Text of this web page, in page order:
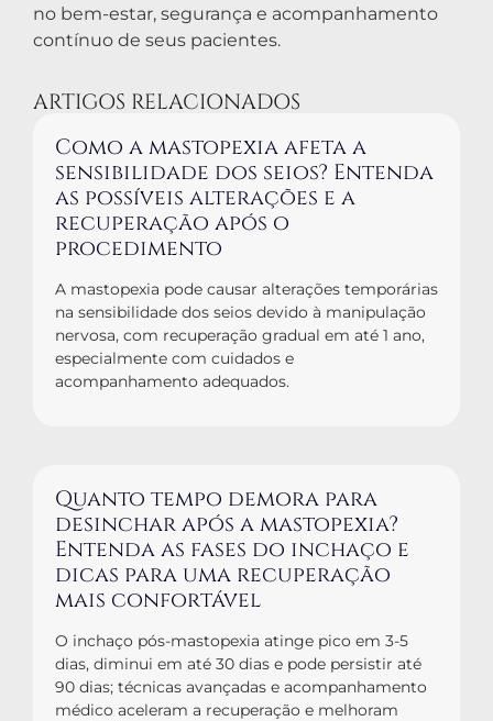
no bem-estar, segurança e acompanhamento
contínuo de seus pacientes.
ARTIGOS RELACIONADOS
Como a mastopexia afeta a
sensibilidade dos seios? Entenda
as possíveis alterações e a
recuperação após o
procedimento
A mastopexia pode causar alterações temporárias
na sensibilidade dos seios devido à manipulação
nervosa, com recuperação gradual em até 1 ano,
especialmente com cuidados e
acompanhamento adequados.
Quanto tempo demora para
desinchar após a mastopexia?
Entenda as fases do inchaço e
dicas para uma recuperação
mais confortável
O inchaço pós-mastopexia atinge pico em 3-5
dias, diminui em até 30 dias e pode persistir até
90 dias; técnicas avançadas e acompanhamento
médico aceleram a recuperação e melhoram